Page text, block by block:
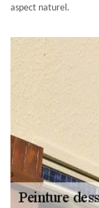
aspect naturel.